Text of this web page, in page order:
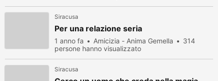
Siracusa
Per una relazione seria
1 anno fa Amicizia - Anima Gemella
314
persone hanno visualizzato
Siracusa